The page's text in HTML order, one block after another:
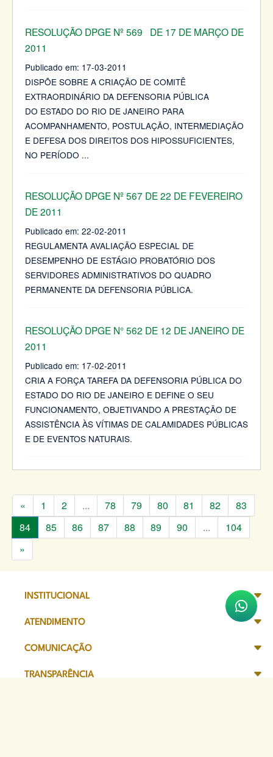
RESOLUÇÃO DPGE Nº 569 DE 17 DE MARÇO DE
2011
Publicado em: 17-03-2011
DISPÕE SOBRE A CRIAÇÃO DE COMITÊ
EXTRAORDINÁRIO DA DEFENSORIA PÚBLICA
DO ESTADO DO RIO DE JANEIRO PARA
ACOMPANHAMENTO, POSTULAÇÃO, INTERMEDIAÇÃO
E DEFESA DOS DIREITOS DOS HIPOSSUFICIENTES,
NO PERÍODO ...
RESOLUÇÃO DPGE Nº 567 DE 22 DE FEVEREIRO
DE 2011
Publicado em: 22-02-2011
REGULAMENTA AVALIAÇÃO ESPECIAL DE
DESEMPENHO DE ESTÁGIO PROBATÓRIO DOS
SERVIDORES ADMINISTRATIVOS DO QUADRO
PERMANENTE DA DEFENSORIA PÚBLICA.
RESOLUÇÃO DPGE N° 562 DE 12 DE JANEIRO DE
2011
Publicado em: 17-02-2011
CRIA A FORÇA TAREFA DA DEFENSORIA PÚBLICA DO
ESTADO DO RIO DE JANEIRO E DEFINE O SEU
FUNCIONAMENTO, OBJETIVANDO A PRESTAÇÃO DE
ASSISTÊNCIA ÀS VÍTIMAS DE CALAMIDADES PÚBLICAS
E DE EVENTOS NATURAIS.
« 1 2 ... 78 79 80 81 82
83
84
85 86 87 88 89 90 ...
104
»
INSTITUCIONAL
ATENDIMENTO
COMUNICAÇÃO
TRANSPARÊNCIA